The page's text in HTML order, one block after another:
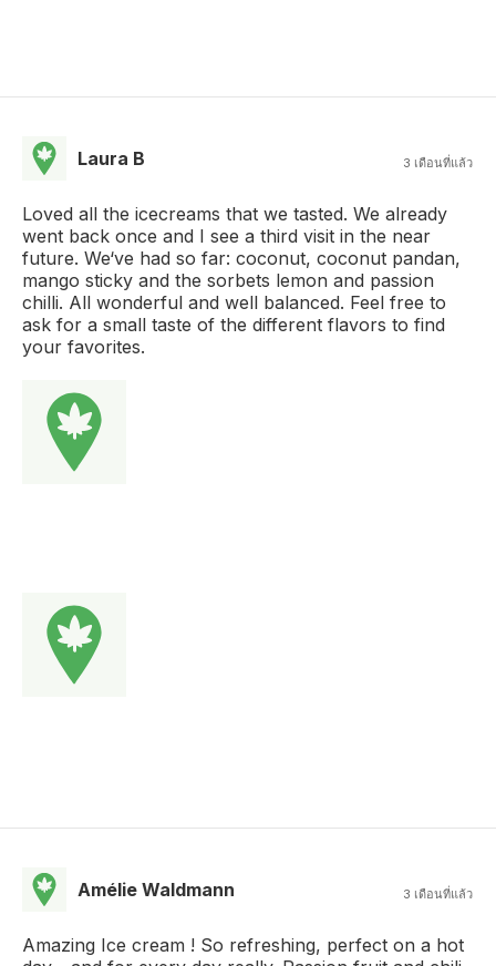
Laura B 3 เดือนที่แล้ว
Loved all the icecreams that we tasted. We already
went back once and I see a third visit in the near
future. We‘ve had so far: coconut, coconut pandan,
mango sticky and the sorbets lemon and passion
chilli. All wonderful and well balanced. Feel free to
ask for a small taste of the different flavors to find
your favorites.
Amélie Waldmann 3 เดือนที่แล้ว
Amazing Ice cream ! So refreshing, perfect on a hot